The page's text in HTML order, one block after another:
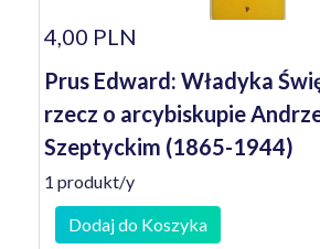
4,00 PLN
Prus Edward: Władyka
rzecz o arcybiskupie
Szeptyckim (1865-1944)
1 produkt/y
Dodaj do Koszyka